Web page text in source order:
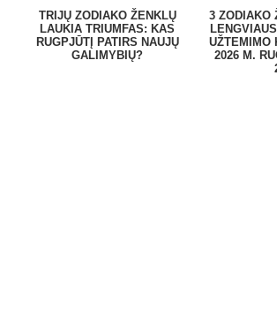
TRIJŲ ZODIAKO ŽENKLŲ
LAUKIA TRIUMFAS: KAS
RUGPJŪTĮ PATIRS NAUJŲ
GALIMYBIŲ?
3 ZODIAKO
UŽTEMIMO
2026 M.